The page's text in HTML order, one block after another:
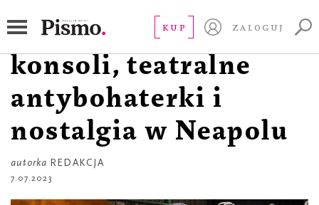
KUP ZALOGUJ
Trzepak zamiast
konsoli, teatralne
antybohaterki i
nostalgia w Neapolu
autorka REDAKCJA
7.07.2023